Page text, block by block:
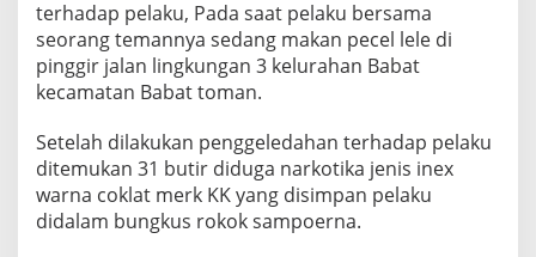
d
a
I
i
i
a
m
a
n
terhadap pelaku, Pada saat pelaku bersama
seorang temannya sedang makan pecel lele di
pinggir jalan lingkungan 3 kelurahan Babat
kecamatan Babat toman.
Setelah dilakukan penggeledahan terhadap pelaku
ditemukan 31 butir diduga narkotika jenis inex
warna coklat merk KK yang disimpan pelaku
didalam bungkus rokok sampoerna.